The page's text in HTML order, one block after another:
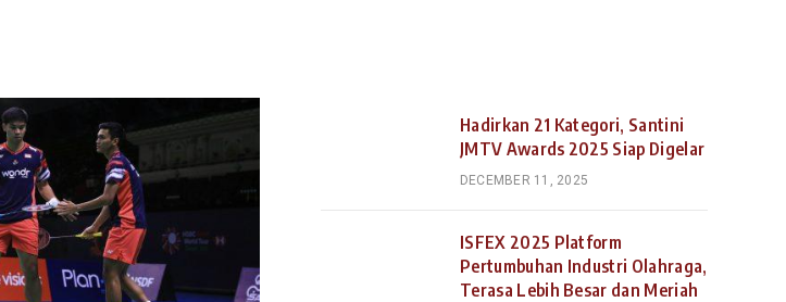
Hadirkan 21 Kategori, Santini
JMTV Awards 2025 Siap Digelar
DECEMBER 11, 2025
ISFEX 2025 Platform
Pertumbuhan Industri Olahraga,
Terasa Lebih Besar dan Meriah